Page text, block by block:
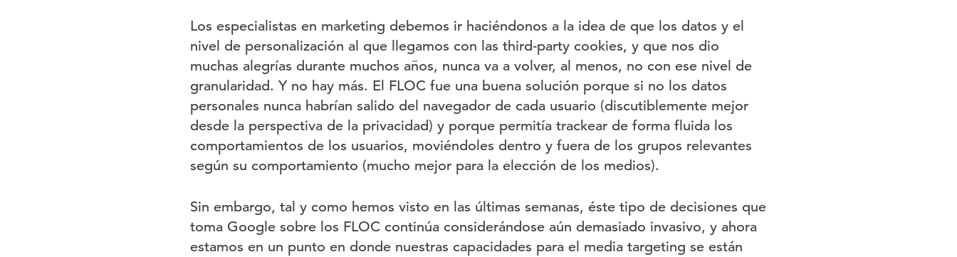
Los especialistas en marketing debemos ir haciéndonos a la idea de que los datos y el
nivel de personalización al que llegamos con las third-party cookies, y que nos dio
muchas alegrías durante muchos años, nunca va a volver, al menos, no con ese nivel de
granularidad. Y no hay más. El FLOC fue una buena solución porque si no los datos
personales nunca habrían salido del navegador de cada usuario (discutiblemente mejor
desde la perspectiva de la privacidad) y porque permitía trackear de forma fluida los
comportamientos de los usuarios, moviéndoles dentro y fuera de los grupos relevantes
según su comportamiento (mucho mejor para la elección de los medios).
Sin embargo, tal y como hemos visto en las últimas semanas, éste tipo de decisiones que
toma Google sobre los FLOC continúa considerándose aún demasiado invasivo, y ahora
estamos en un punto en donde nuestras capacidades para el media targeting se están